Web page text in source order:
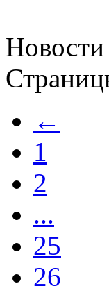
←
1
2
...
25
26